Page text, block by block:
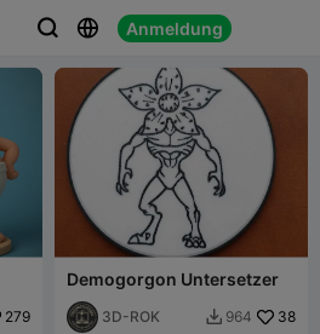
  Anmeldung
 
279
Demogorgon Untersetzer
3D-ROK  964 38